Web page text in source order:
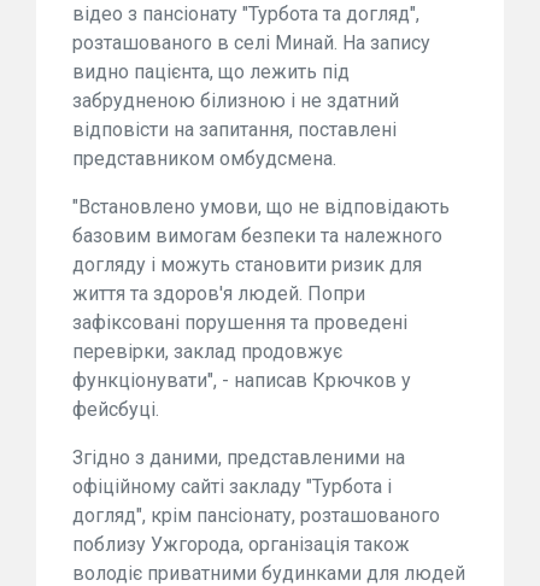
відео з пансіонату "Турбота та догляд",
розташованого в селі Минай. На запису
видно пацієнта, що лежить під
забрудненою білизною і не здатний
відповісти на запитання, поставлені
представником омбудсмена.
"Встановлено умови, що не відповідають
базовим вимогам безпеки та належного
догляду і можуть становити ризик для
життя та здоров'я людей. Попри
зафіксовані порушення та проведені
перевірки, заклад продовжує
функціонувати", - написав Крючков у
фейсбуці.
Згідно з даними, представленими на
офіційному сайті закладу "Турбота і
догляд", крім пансіонату, розташованого
поблизу Ужгорода, організація також
володіє приватними будинками для людей